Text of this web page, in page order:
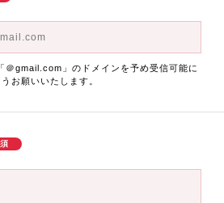
＠gmail.com」 のドメインを予め受信可能に
お願いいたします。